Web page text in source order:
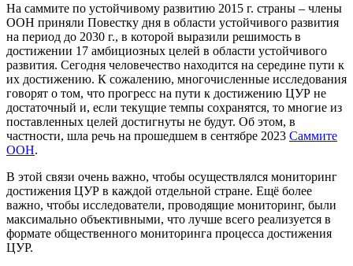
На саммите по устойчивому развитию 2015 г. страны – члены
ООН приняли Повестку дня в области устойчивого развития
на период до 2030 г., в которой выразили решимость в
достижении 17 амбициозных целей в области устойчивого
развития. Сегодня человечество находится на середине пути к
их достижению. К сожалению, многочисленные исследования
говорят о том, что прогресс на пути к достижению ЦУР не
достаточный и, если текущие темпы сохранятся, то многие из
поставленных целей достигнуты не будут. Об этом, в
частности, шла речь на прошедшем в сентябре 2023 Саммите
ООН.
В этой связи очень важно, чтобы осуществлялся мониторинг
достижения ЦУР в каждой отдельной стране. Ещё более
важно, чтобы исследователи, проводящие мониторинг, были
максимально объективными, что лучше всего реализуется в
формате общественного мониторинга процесса достижения
ЦУР.